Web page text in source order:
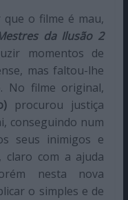
o filme é mau,
da Ilusão 2
momentos de
mas faltou-lhe
No filme original,
procurou justiça
conseguindo num
seus inimigos e
claro com a ajuda
nesta nova
o simples e de